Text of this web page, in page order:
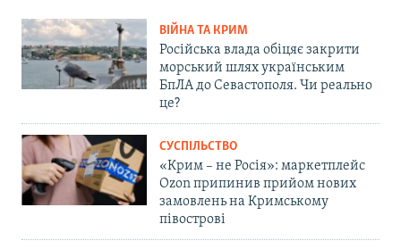
ВІЙНА ТА КРИМ
Російська влада обіцяє закрити
морський шлях українським
БпЛА до Севастополя. Чи реально
це?
СУСПІЛЬСТВО
«Крим – не Росія»: маркетплейс
Ozon припинив прийом нових
замовлень на Кримському
півострові